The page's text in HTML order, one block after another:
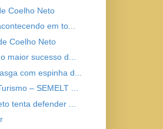
Coelho Neto
em to...
Coelho Neto
maior sucesso d...
com espinha d...
– SEMELT ...
tenta defender ...